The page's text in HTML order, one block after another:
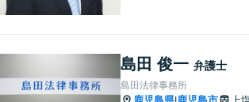
を傾け、依頼者の悩みに
添って助言や提案を提供
参ります。 お気軽にご相
島田 俊一 弁護士
島田法律事務所